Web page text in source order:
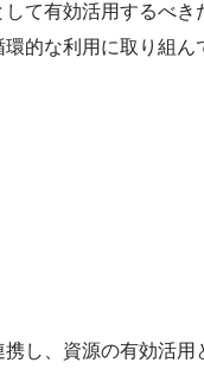
て有効活用するべ
的な利用に取り組ん
し、資源の有効活